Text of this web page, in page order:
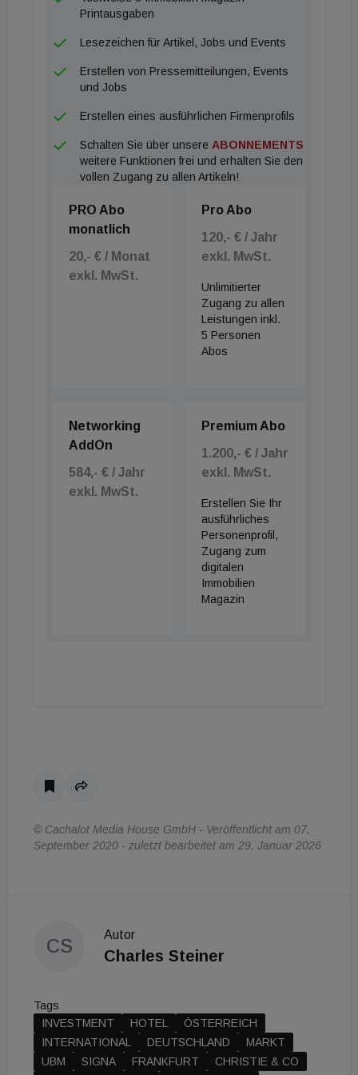
Umnutzungen, etwa in Serviced Apartments. Aber:
„Alle Hotels, bei denen der Baustart bereits erfolgt
nicht alle Hotels im Entwicklungsstadium werden
Radisson Red am Donaukanal normal umgesetzt
werden. Auch die Signa werde ihre aktuell zwei
Hoteldevelopments - eines im TwentyTwo, eines im
- weiter forcieren. Ein Sprecher der Signa erklärt,
dass im Falle des KaDeWe mit einem Abbruch im
kommenden Frühjahr gerechnet wird: „Wir sind da
voll im Zeitplan.“
Printausgaben
Lesezeichen für Artikel, Jobs und Events
Erstellen von Pressemitteilungen, Events
und Jobs
Erstellen eines ausführlichen Firmenprofils
Schalten Sie über unsere ABONNEMENTS
weitere Funktionen frei und erhalten Sie den
vollen Zugang zu allen Artikeln!
PRO Abo
monatlich
20,- € / Monat
exkl. MwSt.
Pro Abo
120,- € / Jahr
exkl. MwSt.
Unlimitierter
Zugang zu allen
Leistungen inkl.
5 Personen
Abos
Networking
AddOn
584,- € / Jahr
exkl. MwSt.
Premium Abo
1.200,- € / Jahr
exkl. MwSt.
Erstellen Sie Ihr
ausführliches
Personenprofil,
Zugang zum
digitalen
Immobilien
Magazin
© Cachalot Media House GmbH - Veröffentlicht am 07.
September 2020 - zuletzt bearbeitet am 29. Januar 2026
CS
Autor
Charles Steiner
Tags
INVESTMENT
HOTEL
ÖSTERREICH
INTERNATIONAL
DEUTSCHLAND
MARKT
UBM
SIGNA FRANKFURT
CHRISTIE & CO